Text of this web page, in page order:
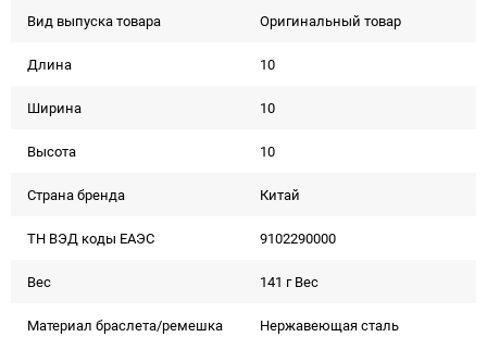
Вид выпуска товара
Оригинальный товар
Длина 10
Ширина 10
Высота 10
Страна бренда Китай
ТН ВЭД коды ЕАЭС 9102290000
Вес 141 г Вес
Материал браслета/ремешка Нержавеющая сталь